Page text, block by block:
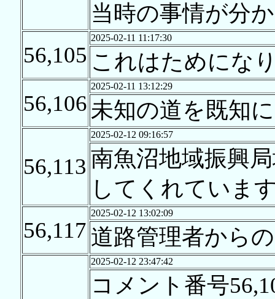
当時の事情が分
56,105
2025-02-11 11:17:30
これはためにな
56,106
2025-02-11 13:12:29
未知の道を既知
56,113
2025-02-12 09:16:57
南魚沼地域振興
してくれていま
56,117
2025-02-12 13:02:09
道路管理者から
2025-02-12 23:47:42
コメント番号